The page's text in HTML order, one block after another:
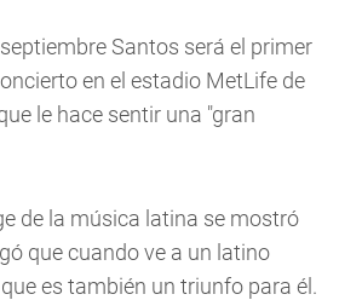
Santos será el primer
en el estadio MetLife de
le hace sentir una "gran
de la música latina se mostró
que cuando ve a un latino
es también un triunfo para él.